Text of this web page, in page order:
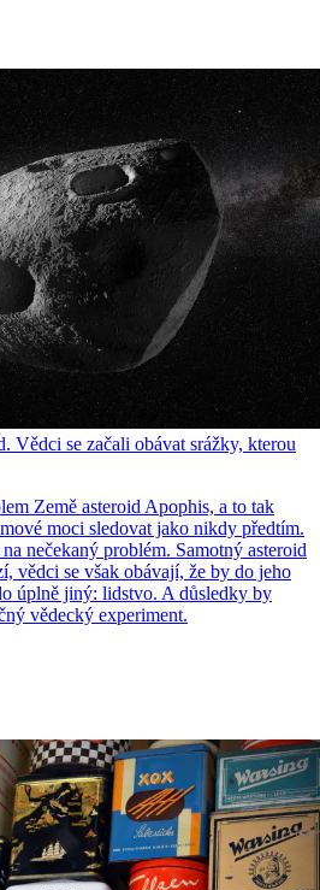
Vědci se začali obávat srážky, kterou
Země asteroid Apophis, a to tak
moci sledovat jako nikdy předtím.
nečekaný problém. Samotný asteroid
vědci se však obávají, že by do jeho
úplně jiný: lidstvo. A důsledky by
vědecký experiment.